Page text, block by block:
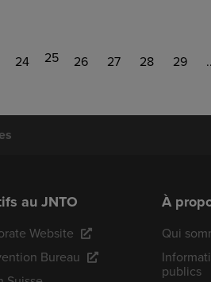
24 25 26 27 28 29
au JNTO
Website
Bureau
À
Qui
publics